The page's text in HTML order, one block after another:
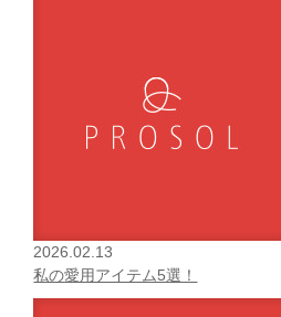
2026.02.13
私の愛用アイテム5選！